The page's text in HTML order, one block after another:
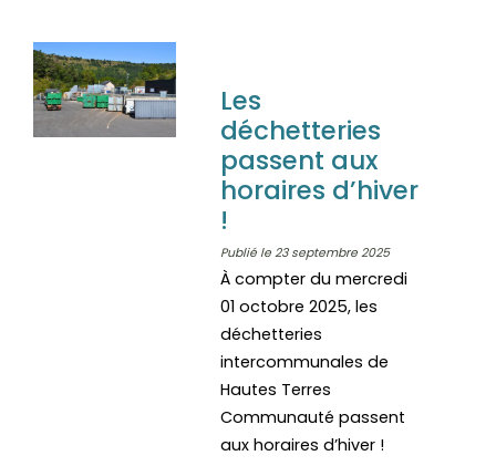
Les
déchetteries
passent aux
horaires d’hiver
!
Publié le 23 septembre 2025
À compter du mercredi
01 octobre 2025, les
déchetteries
intercommunales de
Hautes Terres
Communauté passent
aux horaires d’hiver !